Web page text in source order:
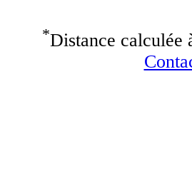
*Distance calculée